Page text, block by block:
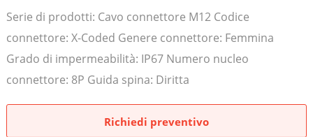
Serie di prodotti: Cavo connettore M12 Codice
connettore: X-Coded Genere connettore: Femmina
Grado di impermeabilità: IP67 Numero nucleo
connettore: 8P Guida spina: Diritta
Richiedi preventivo